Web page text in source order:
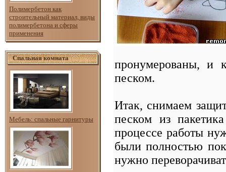
Полимербетон как
строительный материал, виды
полимербетона и сферы
применения
Спальная комната
Мебель: спальные гарнитуры
пронумерованы, и
песком.
Итак, снимаем
песком из
процессе работы
были полностью
нужно